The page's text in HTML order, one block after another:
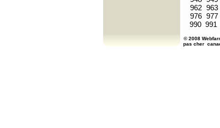
962 963
976 977
990 991
© 2008
pas cher